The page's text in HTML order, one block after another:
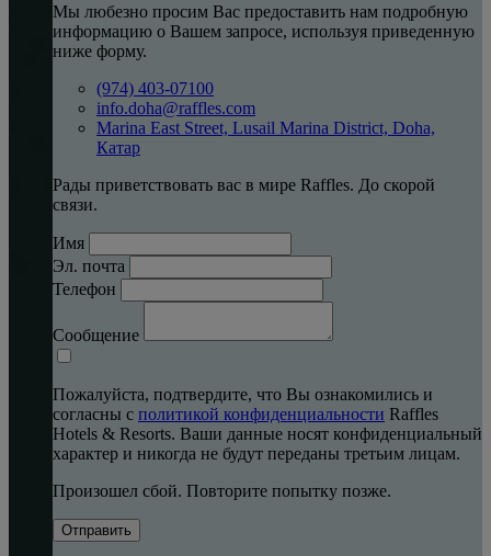
Мы любезно просим Вас предоставить нам подробную
информацию о Вашем запросе, используя приведенную
ниже форму.
(974) 403-07100
info.doha@raffles.com
Marina East Street, Lusail Marina District, Doha,
Катар
Рады приветствовать вас в мире Raffles. До скорой
связи.
Имя
Эл. почта
Телефон
Сообщение
Пожалуйста, подтвердите, что Вы ознакомились и
согласны с политикой конфиденциальности Raffles
Hotels & Resorts. Ваши данные носят конфиденциальный
характер и никогда не будут переданы третьим лицам.
Произошел сбой. Повторите попытку позже.
Отправить